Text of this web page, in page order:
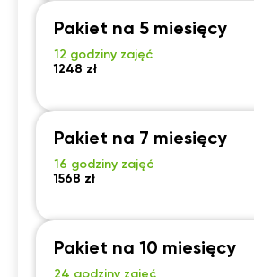
Pakiet na 5 miesięcy
12 godziny zajęć
1248 zł
Pakiet na 7 miesięcy
16 godziny zajęć
1568 zł
Pakiet na 10 miesięcy
24 godziny zajęć